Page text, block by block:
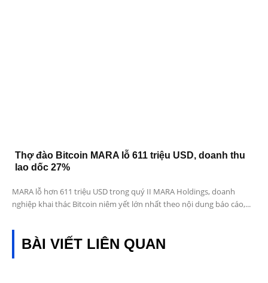
Thợ đào Bitcoin MARA lỗ 611 triệu USD, doanh thu
lao dốc 27%
MARA lỗ hơn 611 triệu USD trong quý II MARA Holdings, doanh
nghiệp khai thác Bitcoin niêm yết lớn nhất theo nội dung báo cáo,...
BÀI VIẾT LIÊN QUAN